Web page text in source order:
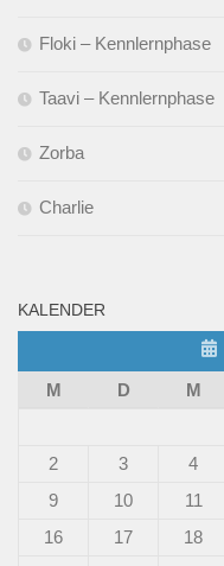
Floki – Kennlernphase
Taavi – Kennlernphase
Zorba
Charlie
KALENDER
M
D M
2
3 4
9
10 11
16
17 18